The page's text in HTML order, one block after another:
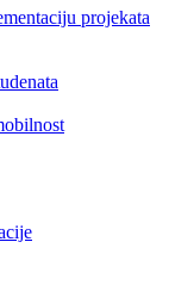
projekata